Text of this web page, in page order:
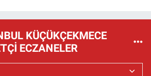
KÜÇÜKÇEKMECE
ECZANELER